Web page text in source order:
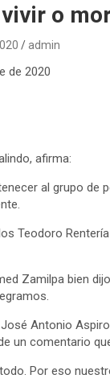
o
admin
de 2020
afirma:
al grupo de
Teodoro
Zamilpa bien
Antonio
un comentario
Por eso